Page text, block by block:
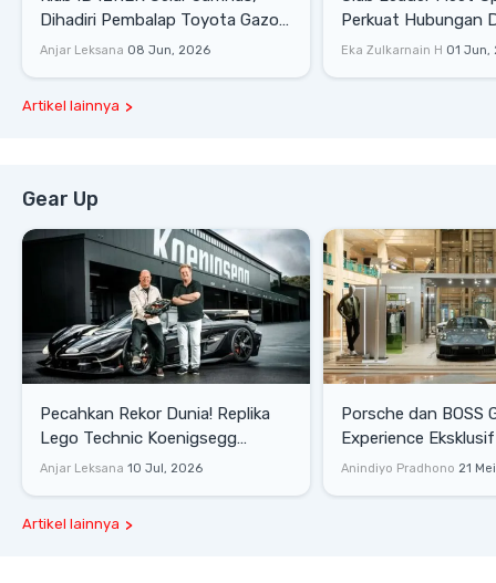
Dihadiri Pembalap Toyota Gazoo
Racing
Anjar Leksana 08 Jun, 2026
Perkuat Hubungan
Dengan Komunitas
Eka Zulkarnain H 01 Jun,
Artikel lainnya
Gear Up
Pecahkan Rekor Dunia! Replika
Lego Technic Koenigsegg
Sadair's Spear Ukuran Asli Sukses
Anjar Leksana 10 Jul, 2026
Porsche dan BOSS
Experience
Senayan, Hadirkan
Anindiyo Pradhono 21
Artikel lainnya